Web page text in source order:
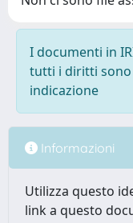
I documenti in
tutti i diritti sono
indicazione
Informazioni
Utilizza questo
link a questo